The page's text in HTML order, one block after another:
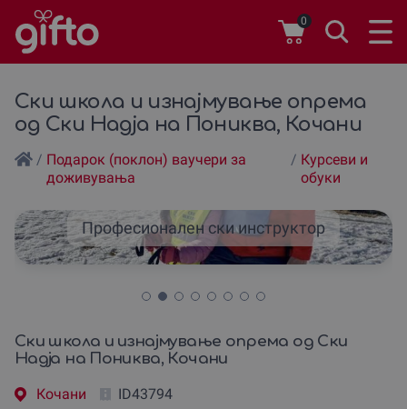
0
Ски школа и изнајмување опрема
од Ски Надја на Пониква, Кочани
/ Подарок (поклон) ваучери за
доживувања
/ Курсеви и
обуки
Професионален ски инструктор
Ски школа и изнајмување опрема од Ски
Надја на Пониква, Кочани
Кочани ID43794